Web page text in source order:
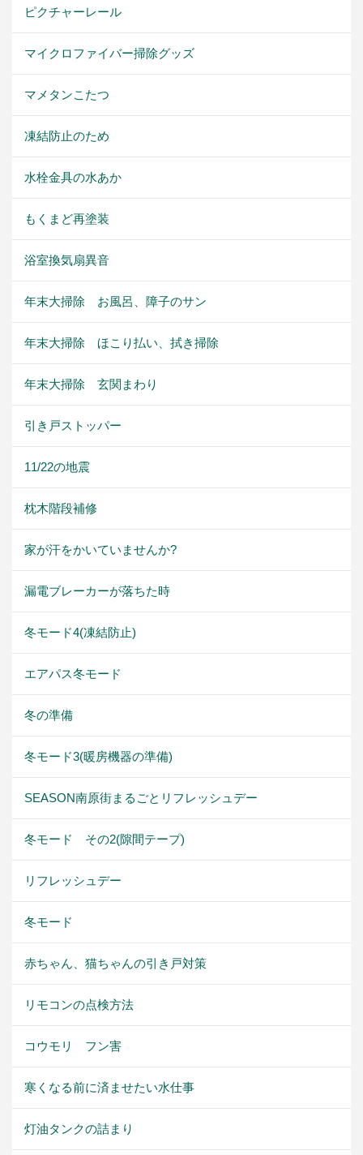
ピクチャーレール
マイクロファイバー掃除グッズ
マメタンこたつ
凍結防止のため
水栓金具の水あか
もくまど再塗装
浴室換気扇異音
年末大掃除 お風呂、障子のサン
年末大掃除 ほこり払い、拭き掃除
年末大掃除 玄関まわり
引き戸ストッパー
11/22の地震
枕木階段補修
家が汗をかいていませんか?
漏電ブレーカーが落ちた時
冬モード4(凍結防止)
エアパス冬モード
冬の準備
冬モード3(暖房機器の準備)
SEASON南原街まるごとリフレッシュデー
冬モード その2(隙間テープ)
リフレッシュデー
冬モード
赤ちゃん、猫ちゃんの引き戸対策
リモコンの点検方法
コウモリ フン害
寒くなる前に済ませたい水仕事
灯油タンクの詰まり